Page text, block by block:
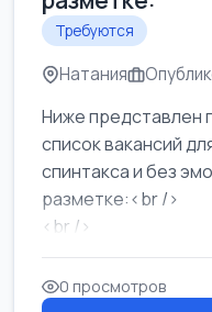
Требуются
Натания
Ниже представлен
список вакансий
спинтакса и без
разметке:<br />
<br />
Работа в Нетании
требу...
0 просмотров